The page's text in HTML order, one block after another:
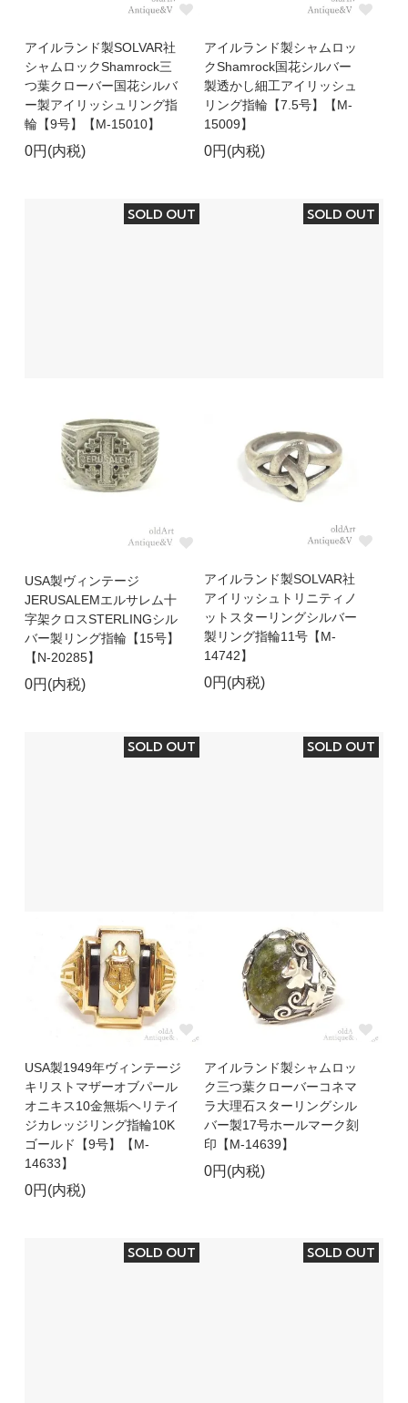
アイルランド製SOLVAR社
シャムロックShamrock三
つ葉クローバー国花シルバ
ー製アイリッシュリング指
輪【9号】【M-15010】
0円(内税)
アイルランド製シャムロッ
クShamrock国花シルバー
製透かし細工アイリッシュ
リング指輪【7.5号】【M-
15009】
0円(内税)
SOLD OUT
USA製ヴィンテージ
JERUSALEMエルサレム十
字架クロスSTERLINGシル
バー製リング指輪【15号】
【N-20285】
0円(内税)
SOLD OUT
アイルランド製SOLVAR社
アイリッシュトリニティノ
ットスターリングシルバー
製リング指輪11号【M-
14742】
0円(内税)
SOLD OUT
USA製1949年ヴィンテージ
キリストマザーオブパール
オニキス10金無垢ヘリテイ
ジカレッジリング指輪10K
ゴールド【9号】【M-
14633】
0円(内税)
SOLD OUT
アイルランド製シャムロッ
ク三つ葉クローバーコネマ
ラ大理石スターリングシル
バー製17号ホールマーク刻
印【M-14639】
0円(内税)
SOLD OUT SOLD OUT